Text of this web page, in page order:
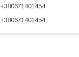
+380671401454
+380671401454